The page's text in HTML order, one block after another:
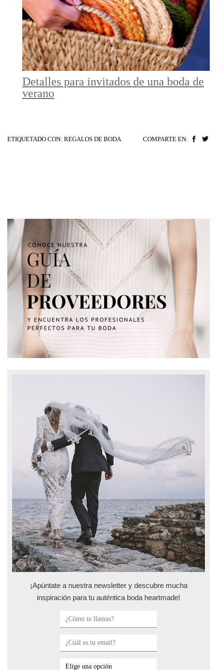
Detalles para invitados de una boda de
verano
ETIQUETADO CON: REGALOS DE BODA COMPARTE EN:
¡Apúntate a nuestra newsletter y descubre mucha
inspiración para tu auténtica boda heartmade!